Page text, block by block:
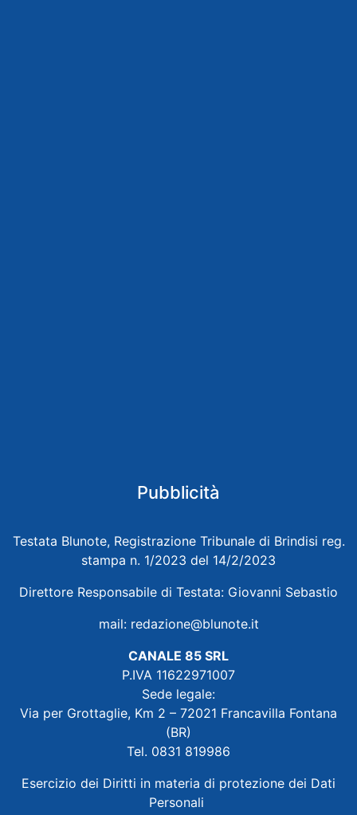
Pubblicità
Testata Blunote, Registrazione Tribunale di Brindisi reg.
stampa n. 1/2023 del 14/2/2023
Direttore Responsabile di Testata: Giovanni Sebastio
mail: redazione@blunote.it
CANALE 85 SRL
P.IVA 11622971007
Sede legale:
Via per Grottaglie, Km 2 – 72021 Francavilla Fontana
(BR)
Tel. 0831 819986
Esercizio dei Diritti in materia di protezione dei Dati
Personali